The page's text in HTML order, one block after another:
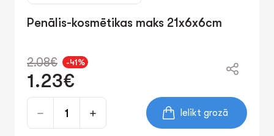
Penālis-kosmētikas maks 21x6x6cm
2.08€ -41%
1.23€
Ielikt grozā